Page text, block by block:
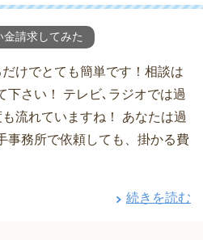
金請求してみた
けでとても簡単です！相談は
下さい！ テレビ､ラジオでは過
流れていますね！ あなたは過
事務所で依頼しても、掛かる費
続きを読む